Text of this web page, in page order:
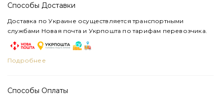
Способы Доставки
Доставка по Украине осуществляется транспортными
службами Новая почта и Укрпошта по тарифам перевозчика.
Подробнее
Способы Оплаты